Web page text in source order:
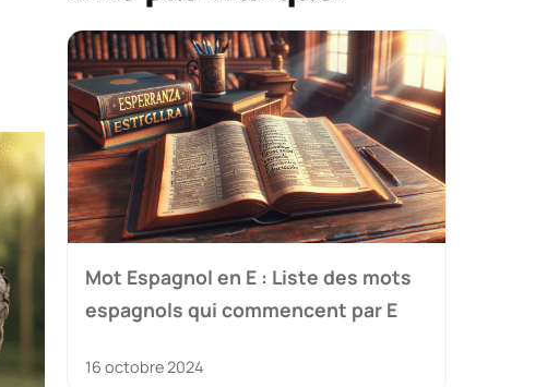
Mot Espagnol en E : Liste des mots
espagnols qui commencent par E
16 octobre 2024